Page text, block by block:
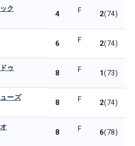
ク
4 F 2(74)
6 F 2(74)
ゥ
8 F 1(73)
ーズ
8 F 2(74)
8 F 6(78)